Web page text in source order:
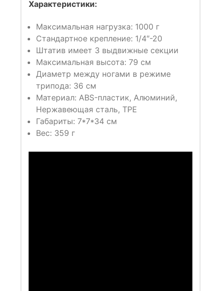
Характеристики:
Максимальная нагрузка: 1000 г
Стандартное крепление: 1/4″-20
Штатив имеет 3 выдвижные секции
Максимальная высота: 79 см
Диаметр между ногами в режиме
трипода: 36 см
Материал: ABS-пластик, Алюминий,
Нержавеющая сталь, TPE
Габариты: 7*7*34 cм
Вес: 359 г